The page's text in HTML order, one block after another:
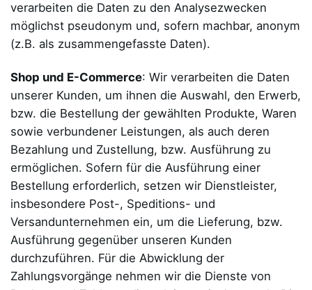
verarbeiten die Daten zu den Analysezwecken
möglichst pseudonym und, sofern machbar, anonym
(z.B. als zusammengefasste Daten).
Shop und E-Commerce: Wir verarbeiten die Daten
unserer Kunden, um ihnen die Auswahl, den Erwerb,
bzw. die Bestellung der gewählten Produkte, Waren
sowie verbundener Leistungen, als auch deren
Bezahlung und Zustellung, bzw. Ausführung zu
ermöglichen. Sofern für die Ausführung einer
Bestellung erforderlich, setzen wir Dienstleister,
insbesondere Post-, Speditions- und
Versandunternehmen ein, um die Lieferung, bzw.
Ausführung gegenüber unseren Kunden
durchzuführen. Für die Abwicklung der
Zahlungsvorgänge nehmen wir die Dienste von